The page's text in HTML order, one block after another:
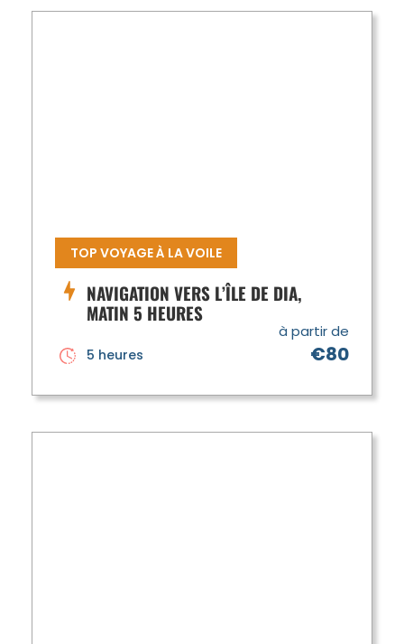
TOP VOYAGE À LA VOILE
NAVIGATION VERS L’ÎLE DE DIA,
MATIN 5 HEURES
à partir de
€80
5 heures